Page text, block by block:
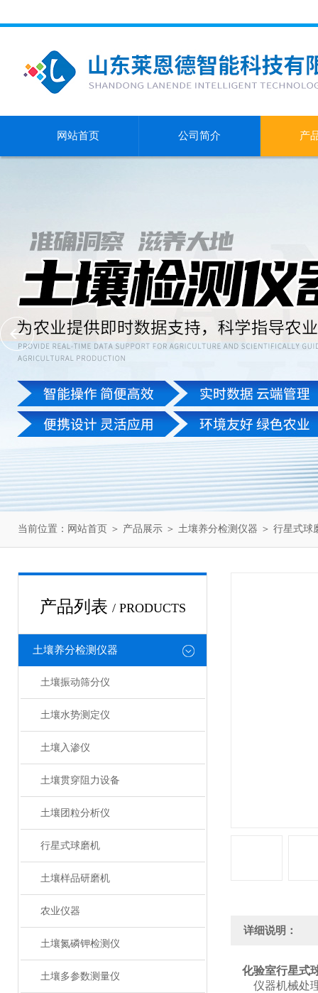
网站首页 公司简介 产
当前位置： 网站首页 ＞ 产品展示 ＞ 土壤养分检测仪器 ＞ 行星式球
产品列表 / PRODUCTS
土壤养分检测仪器
土壤振动筛分仪
土壤水势测定仪
土壤入渗仪
土壤贯穿阻力设备
土壤团粒分析仪
行星式球磨机
土壤样品研磨机
农业仪器
土壤氮磷钾检测仪
土壤多参数测量仪
详细说明：
化验室行星式
仪器机械处理